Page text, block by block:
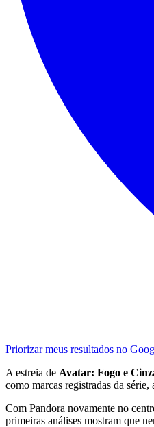
Priorizar meus resultados no
A estreia de Avatar: Fogo e
como marcas registradas da
Com Pandora novamente no
primeiras análises mostram que